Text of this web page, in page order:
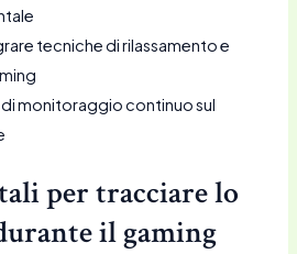
tecniche di rilassamento e
monitoraggio continuo sul
per tracciare lo
il gaming